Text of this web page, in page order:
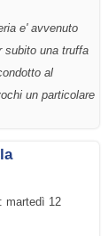
e' avvenuto
subito una truffa
al
un particolare
martedì 12